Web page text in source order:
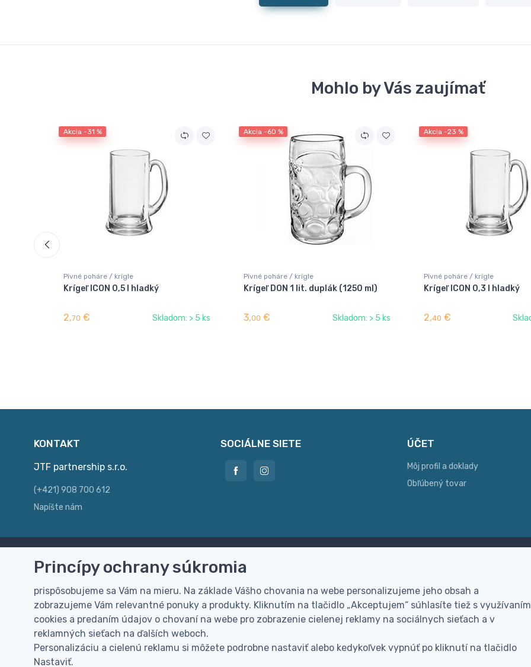
Mohlo by Vás zaujímať
Akcia -31 %
Pivné poháre / krígle
Krígeľ ICON 0,5 l hladký
2,70 € Skladom: > 5 ks
Akcia -60 %
Pivné poháre / krígle
Krígeľ DON 1 lit. duplák (1250 ml)
3,00 € Skladom: > 5 ks
Akcia -23 %
Pivné poháre / krígle
Krígeľ ICON 0,3 l hladký
2,40 €
KONTAKT
JTF partnership s.r.o.
(+421) 908 700 612
Napíšte nám
SOCIÁLNE SIETE ÚČET
Môj profil a doklady
Obľúbený tovar
Doprava zdarma
100 EUR (bez DPH)
prevodom alebo na dobierku
Vyrobíme Vám vlastný
darček
Princípy ochrany súkromia
prispôsobujeme sa Vám na mieru. Na základe Vášho chovania na webe personalizujeme jeho obsah a
zobrazujeme Vám relevantné ponuky a produkty. Kliknutím na tlačidlo „Akceptujem“ súhlasíte tiež s využívaním
cookies a predaním údajov o chovaní na webe pro zobrazenie cielenej reklamy na sociálnych sieťach a v
reklamných sieťach na ďalších weboch.
Personalizáciu a cielenú reklamu si môžete podrobne nastaviť alebo kedykoľvek vypnúť po kliknutí na tlačidlo
Nastaviť.